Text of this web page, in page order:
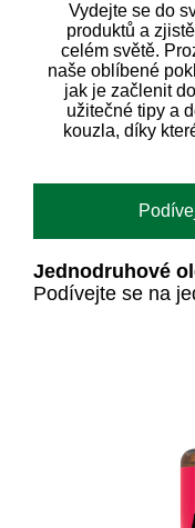
Vydejte se do
produktů a
celém světě.
naše oblíbené
jak je začlenit
užitečné tipy a
kouzla, díky
Jednodruhové
Podívejte se na